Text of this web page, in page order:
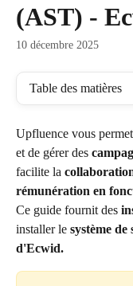
(AST) -
10 décembre 2025
Table des matières
Upfluence vous
et de gérer des
facilite la
rémunération en
Ce guide fournit des
installer le système de
d'Ecwid.